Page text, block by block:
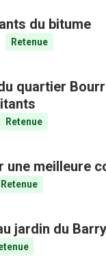
du bitume
Retenue
quartier
Retenue
une meilleure
Retenue
jardin du Barry